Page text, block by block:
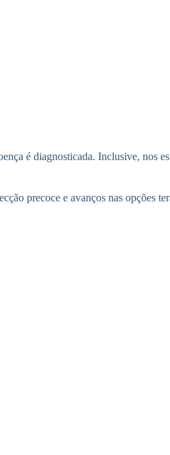
é diagnosticada. Inclusive, nos
precoce e avanços nas opções